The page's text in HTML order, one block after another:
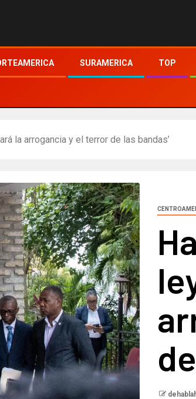
SURAMERICA TOP
la arrogancia y el terror de las bandas’